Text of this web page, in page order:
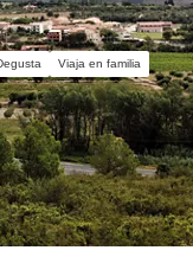
Viaja en familia